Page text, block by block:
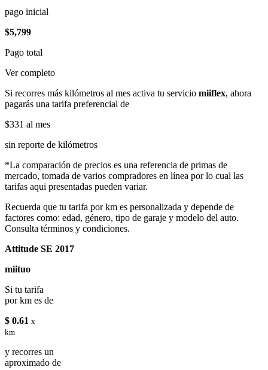
pago inicial
$5,799
Pago total
Ver completo
Si recorres más kilómetros al mes activa tu servicio miiflex, ahora
pagarás una tarifa preferencial de
$331 al mes
sin reporte de kilómetros
*La comparación de precios es una referencia de primas de
mercado, tomada de varios compradores en línea por lo cual las
tarifas aqui presentadas pueden variar.
Recuerda que tu tarifa por km es personalizada y depende de
factores como: edad, género, tipo de garaje y modelo del auto.
Consulta términos y condiciones.
Attitude SE 2017
miituo
Si tu tarifa
por km es de
$ 0.61 x
km
y recorres un
aproximado de